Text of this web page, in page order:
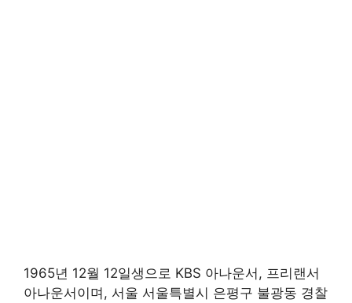
1965년 12월 12일생으로 KBS 아나운서, 프리랜서
아나운서이며, 서울 서울특별시 은평구 불광동 경찰